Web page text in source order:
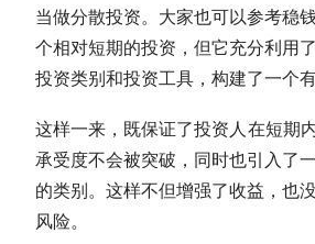
当做分散投资。大家也可以参考稳
个相对短期的投资，但它充分利用
投资类别和投资工具，构建了一个
这样一来，既保证了投资人在短期
承受度不会被突破，同时也引入了
的类别。这样不但增强了收益，也
风险。